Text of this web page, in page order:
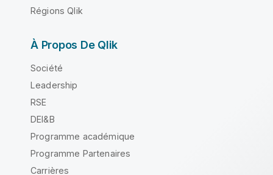
Régions Qlik
À Propos De Qlik
Société
Leadership
RSE
DEI&B
Programme académique
Programme Partenaires
Carrières